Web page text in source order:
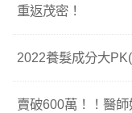
重返茂密！
2022養髮成分大
賣破600萬！！醫